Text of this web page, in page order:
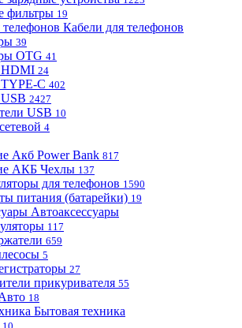
фильтры 19
Кабели для телефонов
39
OTG 41
HDMI 24
C 402
2427
USB 10
4
Акб Power Bank 817
АКБ Чехлы 137
для телефонов 1590
питания (батарейки) 19
Автоаксессуары
117
659
5
27
прикуривателя 55
18
Бытовая техника